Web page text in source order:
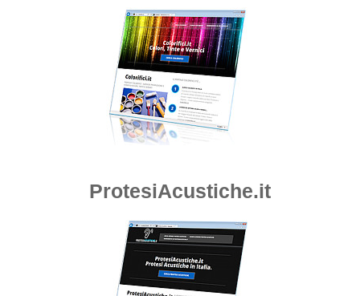
ProtesiAcustiche.it